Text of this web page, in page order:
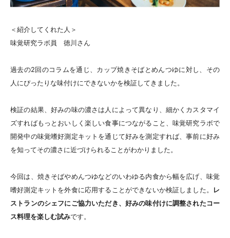
＜紹介してくれた人＞
味覚研究ラボ員 徳川さん
過去の2回のコラムを通じ、カップ焼きそばとめんつゆに対し、その
人にぴったりな味付けにできないかを検証してきました。
検証の結果、好みの味の濃さは人によって異なり、細かくカスタマイ
ズすればもっとおいしく楽しい食事につながること、味覚研究ラボで
開発中の味覚嗜好測定キットを通じて好みを測定すれば、事前に好み
を知ってその濃さに近づけられることがわかりました。
今回は、焼きそばやめんつゆなどのいわゆる内食から幅を広げ、味覚
嗜好測定キットを外食に応用することができないか検証しました。
レ
ストランのシェフにご協力いただき、好みの味付けに調整されたコー
ス料理を楽しむ試みです。